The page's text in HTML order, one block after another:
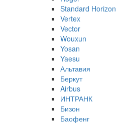
Standard Horizon
Vertex
Vector
Wouxun
Yosan
Yaesu
Альтавия
Беркут
Airbus
ИНТРАНК
Бизон
Баофенг